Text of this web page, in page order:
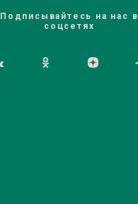
Подписывайтесь на нас в
соцсетях